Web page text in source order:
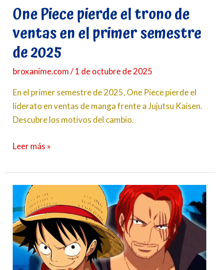
One Piece pierde el trono de
ventas en el primer semestre
de 2025
broxanime.com/1 de octubre de 2025
En el primer semestre de 2025, One Piece pierde el
liderato en ventas de manga frente a Jujutsu Kaisen.
Descubre los motivos del cambio.
semestre
de
2025
Leer más »
Top
teorías
del
plan
de
Shanks